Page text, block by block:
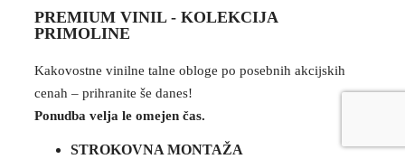
PREMIUM VINIL - KOLEKCIJA
PRIMOLINE
Kakovostne vinilne talne obloge po posebnih akcijskih
cenah – prihranite še danes!
Ponudba velja le omejen čas.
STROKOVNA MONTAŽA